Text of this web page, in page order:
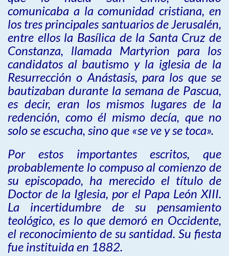
comunicaba a la comunidad cristiana, en
los tres principales santuarios de Jerusalén,
entre ellos la Basílica de la Santa Cruz de
Constanza, llamada Martyrion para los
candidatos al bautismo y la iglesia de la
Resurrección o Anástasis, para los que se
bautizaban durante la semana de Pascua,
es decir, eran los mismos lugares de la
redención, como él mismo decía, que no
solo se escucha, sino que «se ve y se toca».
Por estos importantes escritos, que
probablemente lo compuso al comienzo de
su episcopado, ha merecido el título de
Doctor de la Iglesia, por el Papa León XIII.
La incertidumbre de su pensamiento
teológico, es lo que demoró en Occidente,
el reconocimiento de su santidad. Su fiesta
fue instituida en 1882.